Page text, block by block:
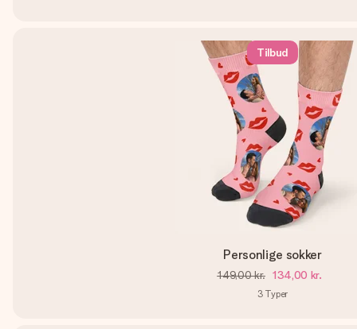
Tilbud
Personlige sokker
149,00 kr. 134,00 kr.
3 Typer